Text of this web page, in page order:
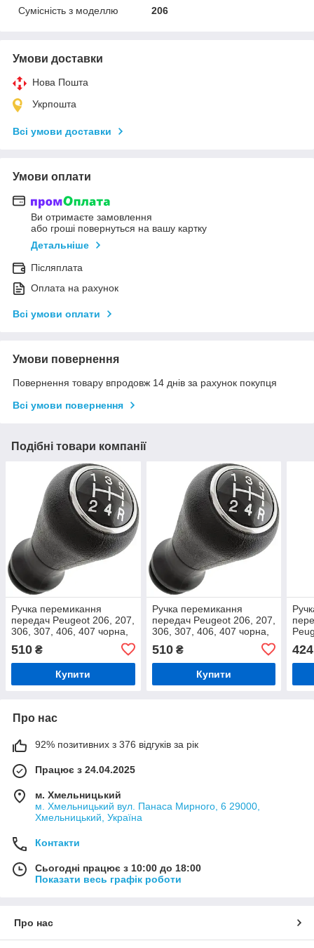
Сумісність з моделлю
206
Умови доставки
Нова Пошта
Укрпошта
Всі умови доставки
Умови оплати
Ви отримаєте замовлення
або гроші повернуться на вашу картку
Детальніше
Післяплата
Оплата на рахунок
Всі умови оплати
Умови повернення
Повернення товару впродовж 14 днів за рахунок покупця
Всі умови повернення
Подібні товари компанії
Ручка перемикання
передач Peugeot 206, 207,
306, 307, 406, 407 чорна,
5-ступенева, біла схема,
хромоване кільце
510 ₴
Купити
Ручка перемикання
передач Peugeot 206, 207,
306, 307, 406, 407 чорна,
5-ступенева, біла схема,
хромоване кільце
510₴
Купити
424
Про нас
92% позитивних з 376 відгуків за рік
Працює з 24.04.2025
м. Хмельницький
м. Хмельницький вул. Панаса Мирного, 6 29000,
Хмельницький, Україна
Контакти
Сьогодні працює з 10:00 до 18:00
Показати весь графік роботи
Про нас